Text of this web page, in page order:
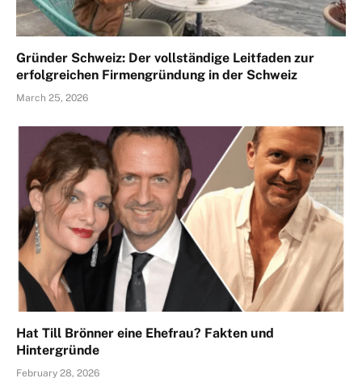
Gründer Schweiz: Der vollständige Leitfaden zur
erfolgreichen Firmengründung in der Schweiz
March 25, 2026
Hat Till Brönner eine Ehefrau? Fakten und
Hintergründe
February 28, 2026